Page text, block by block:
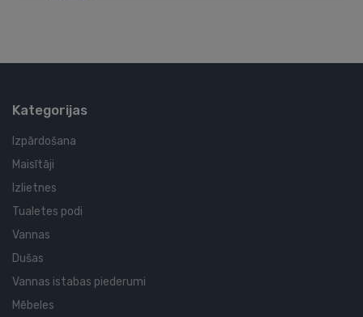
Kategorijas
Izpārdošana
Maisītāji
Izlietnes
Tualetes podi
Vannas
Dušas
Vannas istabas piederumi
Mēbeles